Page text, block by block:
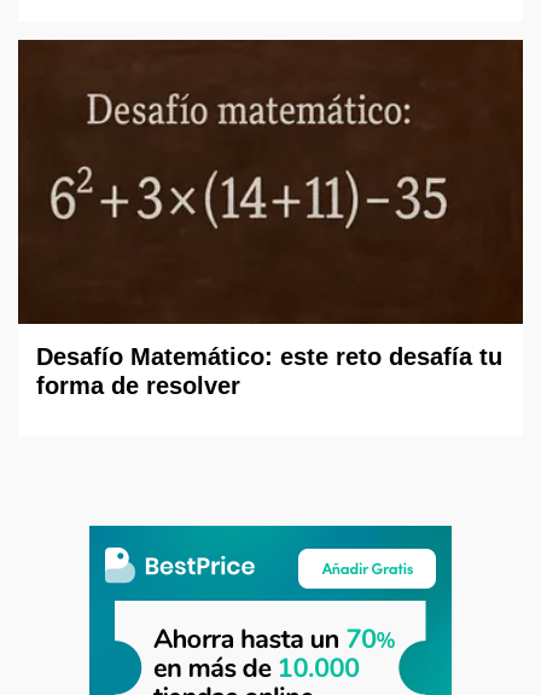
Desafío Matemático: este reto desafía tu
forma de resolver